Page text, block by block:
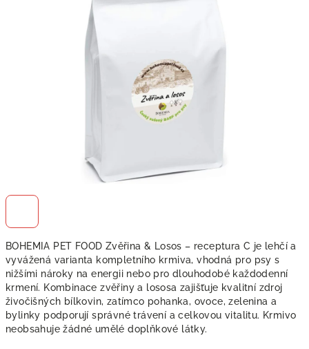
BOHEMIA PET FOOD Zvěřina & Losos – receptura C je lehčí a
vyvážená varianta kompletního krmiva, vhodná pro psy s
nižšími nároky na energii nebo pro dlouhodobé každodenní
krmení. Kombinace zvěřiny a lososa zajišťuje kvalitní zdroj
živočišných bílkovin, zatímco pohanka, ovoce, zelenina a
bylinky podporují správné trávení a celkovou vitalitu. Krmivo
neobsahuje žádné umělé doplňkové látky.